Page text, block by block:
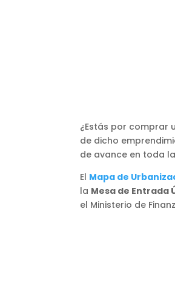
¿Estás por comprar
de dicho
de avance en toda
El Mapa de
la Mesa de Entrada
el Ministerio de